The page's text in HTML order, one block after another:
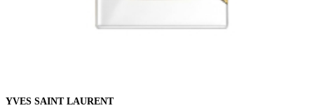
YVES SAINT LAURENT